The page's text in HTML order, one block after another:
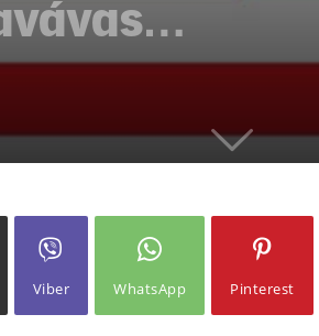
Viber WhatsApp Pinterest